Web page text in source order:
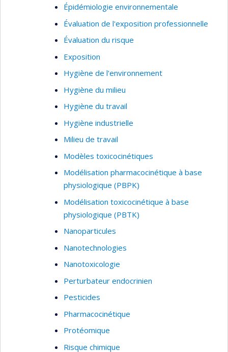
Épidémiologie environnementale
Évaluation de l'exposition professionnelle
Évaluation du risque
Exposition
Hygiène de l'environnement
Hygiène du milieu
Hygiène du travail
Hygiène industrielle
Milieu de travail
Modèles toxicocinétiques
Modélisation pharmacocinétique à base
physiologique (PBPK)
Modélisation toxicocinétique à base
physiologique (PBTK)
Nanoparticules
Nanotechnologies
Nanotoxicologie
Perturbateur endocrinien
Pesticides
Pharmacocinétique
Protéomique
Risque chimique